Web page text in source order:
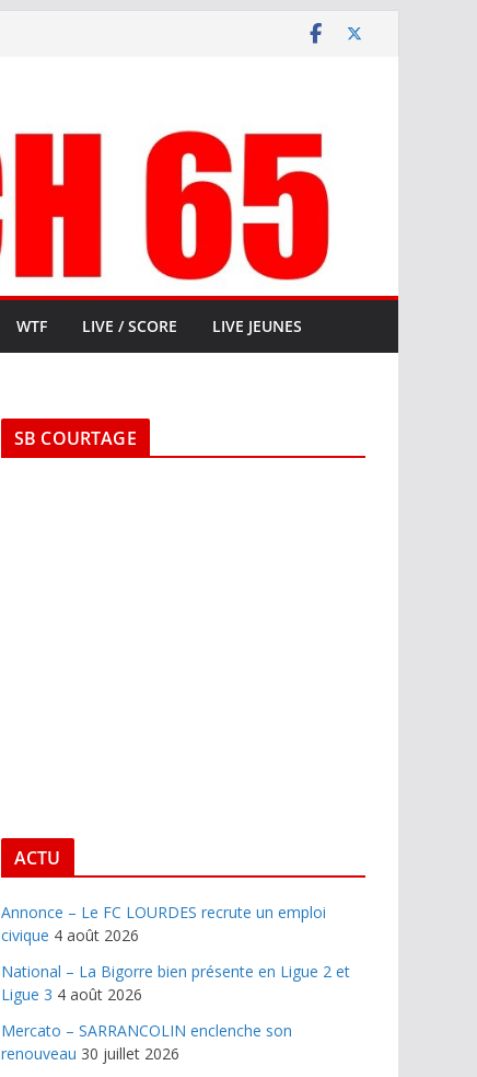
WTF LIVE / SCORE LIVE JEUNES
SB COURTAGE
ACTU
Annonce – Le FC LOURDES recrute un emploi
civique 4 août 2026
National – La Bigorre bien présente en Ligue 2 et
Ligue 3 4 août 2026
Mercato – SARRANCOLIN enclenche son
renouveau 30 juillet 2026